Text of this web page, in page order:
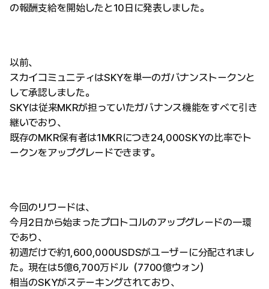
の報酬支給を開始したと10日に発表しました。
以前、
スカイコミュニティはSKYを単一のガバナンストークンと
して承認しました。
SKYは従来MKRが担っていたガバナンス機能をすべて引き
継いでおり、
既存のMKR保有者は1MKRにつき24,000SKYの比率でト
ークンをアップグレードできます。
今回のリワードは、
今月2日から始まったプロトコルのアップグレードの一環
であり、
初週だけで約1,600,000USDSがユーザーに分配されまし
た。現在は5億6,700万ドル（7700億ウォン）
相当のSKYがステーキングされており、